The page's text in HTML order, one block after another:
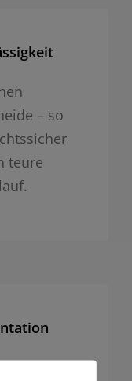
– so
teure